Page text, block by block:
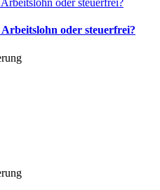
oder steuerfrei?